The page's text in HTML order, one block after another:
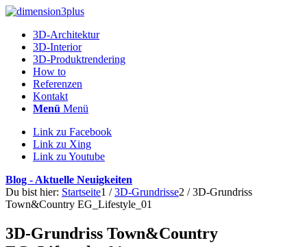
3D-Architektur
3D-Interior
3D-Produktrendering
How to
Referenzen
Kontakt
Menü Menü
Link zu Facebook
Link zu Xing
Link zu Youtube
Blog - Aktuelle Neuigkeiten
Du bist hier: Startseite1 / 3D-Grundrisse2 / 3D-Grundriss
Town&Country EG_Lifestyle_01
3D-Grundriss Town&Country